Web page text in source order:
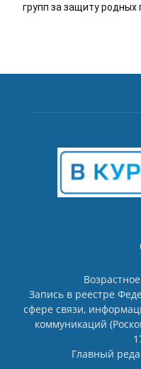
групп за защиту родных
Запись в реестре
сфере связи,
коммуникаций
Главный